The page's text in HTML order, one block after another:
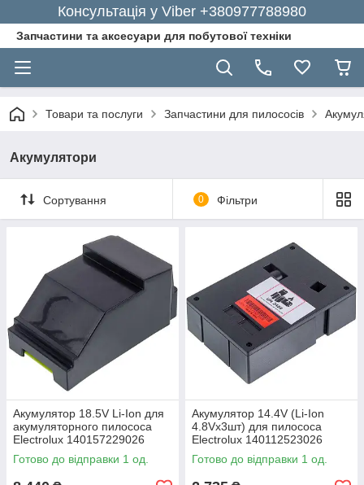
Консультація у Viber +380977788980
Запчастини та аксесуари для побутової техніки
Товари та послуги Запчастини для пилососів
Акумулятори
Сортування 0 Фільтри
Акумулятор 18.5V Li-Ion для
акумуляторного пилососа
Electrolux 140157229026
Готово до відправки 1 од.
Акумулятор 14.4V (Li-Ion
4.8Vx3шт) для пилососа
Electrolux 140112523026
Готово до відправки 1 од.